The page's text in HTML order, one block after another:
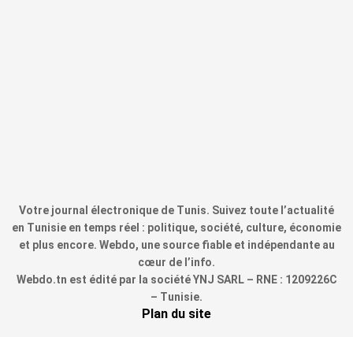
Votre journal électronique de Tunis. Suivez toute l’actualité
en Tunisie en temps réel : politique, société, culture, économie
et plus encore. Webdo, une source fiable et indépendante au
cœur de l’info.
Webdo.tn est édité par la société YNJ SARL – RNE : 1209226C
– Tunisie.
Plan du site